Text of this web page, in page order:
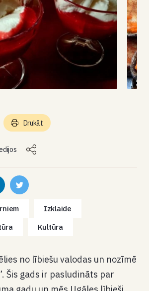
Drukāt
Izklaide
Kultūra
no lībiešu valodas un nozīmē
Šis gads ir pasludināts par